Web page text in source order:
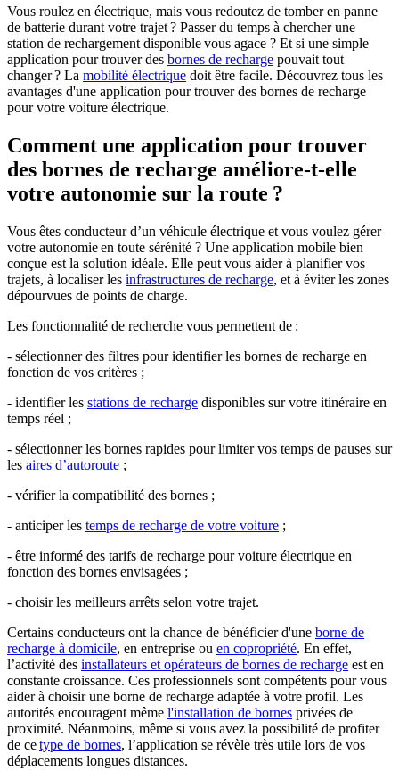
Vous roulez en électrique, mais vous redoutez de tomber en panne
de batterie durant votre trajet ? Passer du temps à chercher une
station de rechargement disponible vous agace ? Et si une simple
application pour trouver des bornes de recharge pouvait tout
changer ? La mobilité électrique doit être facile. Découvrez tous les
avantages d'une application pour trouver des bornes de recharge
pour votre voiture électrique.
Comment une application pour trouver
des bornes de recharge améliore-t-elle
votre autonomie sur la route ?
Vous êtes conducteur d’un véhicule électrique et vous voulez gérer
votre autonomie en toute sérénité ? Une application mobile bien
conçue est la solution idéale. Elle peut vous aider à planifier vos
trajets, à localiser les infrastructures de recharge, et à éviter les zones
dépourvues de points de charge.
Les fonctionnalité de recherche vous permettent de :
- sélectionner des filtres pour identifier les bornes de recharge en
fonction de vos critères ;
- identifier les stations de recharge disponibles sur votre itinéraire en
temps réel ;
- sélectionner les bornes rapides pour limiter vos temps de pauses sur
les aires d’autoroute ;
- vérifier la compatibilité des bornes ;
- anticiper les temps de recharge de votre voiture ;
- être informé des tarifs de recharge pour voiture électrique en
fonction des bornes envisagées ;
- choisir les meilleurs arrêts selon votre trajet.
Certains conducteurs ont la chance de bénéficier d'une borne de
recharge à domicile, en entreprise ou en copropriété. En effet,
l’activité des installateurs et opérateurs de bornes de recharge est en
constante croissance. Ces professionnels sont compétents pour vous
aider à choisir une borne de recharge adaptée à votre profil. Les
autorités encouragent même l'installation de bornes privées de
proximité. Néanmoins, même si vous avez la possibilité de profiter
de cetype de bornes, l’application se révèle très utile lors de vos
déplacements longues distances.